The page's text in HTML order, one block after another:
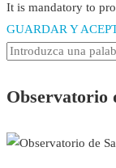
It is mandatory to
GUARDAR Y
Observatorio